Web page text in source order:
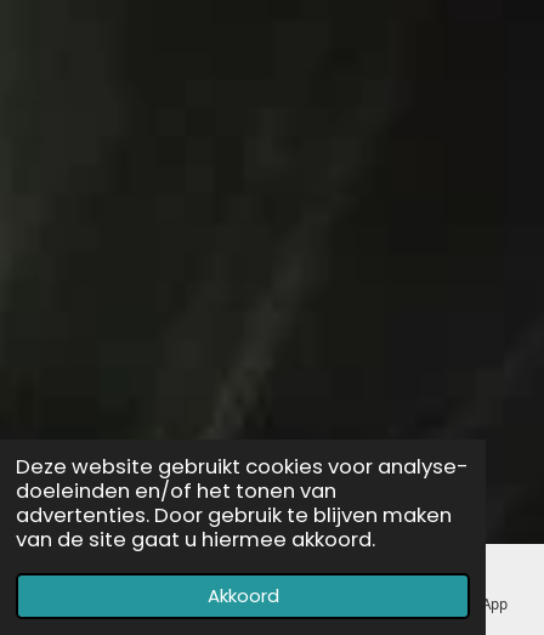
Deze website gebruikt cookies voor analyse-
doeleinden en/of het tonen van
advertenties. Door gebruik te blijven maken
van de site gaat u hiermee akkoord.
Akkoord
Telefoonnummer WhatsApp